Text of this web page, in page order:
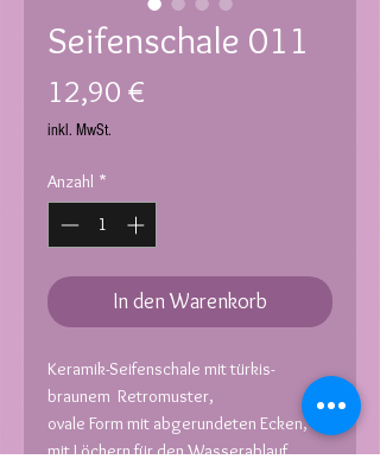
Seifenschale 011
12,90 €
inkl. MwSt.
Anzahl *
In den Warenkorb
Keramik-Seifenschale mit türkis-
braunem Retromuster,
ovale Form mit abgerundeten Ecken,
mit Löchern für den Wasserablauf,